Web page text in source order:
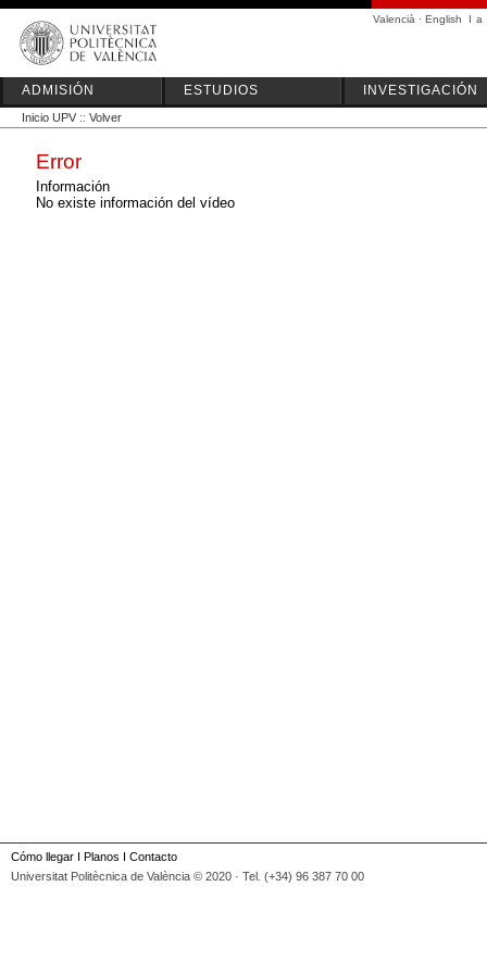
Valencià · English I a
ADMISIÓN ESTUDIOS INVESTIGACIÓN
Inicio UPV :: Volver
Error
Información
No existe información del vídeo
Cómo llegar I Planos I Contacto
Universitat Politècnica de València © 2020 · Tel. (+34) 96 387 70 00